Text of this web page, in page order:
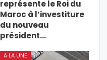
représente le Roi du
Maroc à l’investiture
du nouveau
président…
A LA UNE